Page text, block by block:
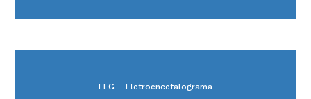
EEG – Eletroencefalograma